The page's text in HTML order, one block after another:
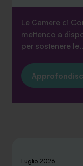
Le Camere di
mettendo a
per sostenere
Luglio 2026